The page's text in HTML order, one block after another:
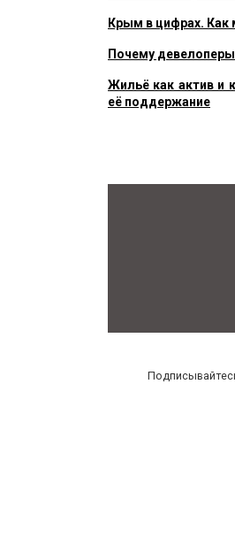
Крым в цифрах. Как
Почему
Жильё как актив и
её поддержание